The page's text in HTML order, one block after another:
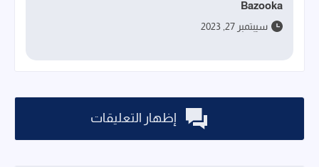
Bazooka
سيبتمبر 27, 2023
إظهار التعليقات